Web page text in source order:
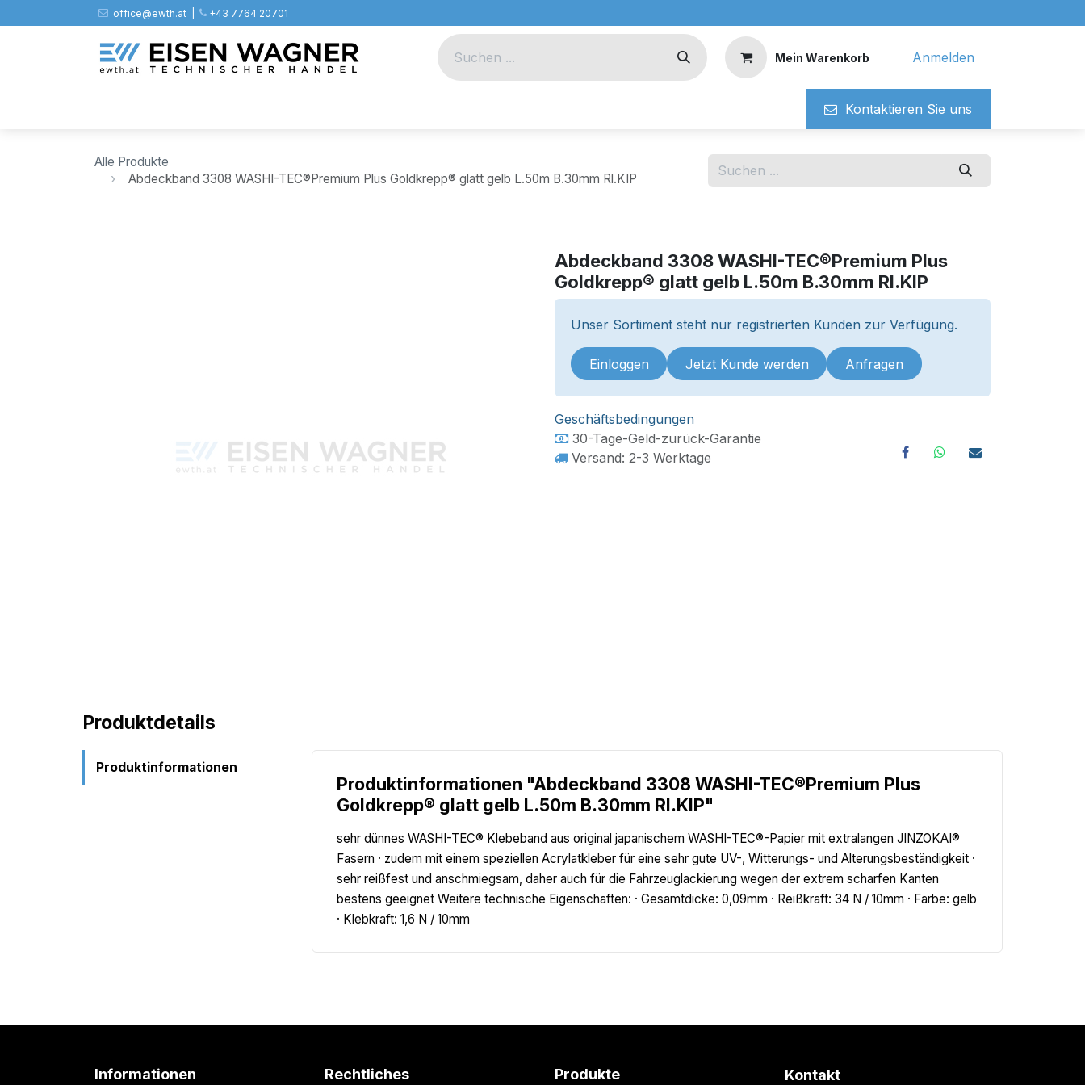
Zum Inhalt springenoffice@ewth.at | ​​​ +43 7764 20701
Mein Warenkorb Anmelden
Kontaktieren ​​Si​​e uns
Alle Produkte
Abdeckband 3308 WASHI-TEC®Premium Plus Goldkrepp® glatt gelb L.50m B.30mm Rl.KIP
Abdeckband 3308 WASHI-TEC®Premium Plus
Goldkrepp® glatt gelb L.50m B.30mm Rl.KIP
Unser Sortiment steht nur registrierten Kunden zur Verfügung.
Einloggen Jetzt Kunde werden Anfragen
Geschäftsbedingungen
30-Tage-Geld-zurück-Garantie
Versand: 2-3 Werktage
Produktdetails
Produktinformationen
Produktinformationen "Abdeckband 3308 WASHI-TEC®Premium Plus
Goldkrepp® glatt gelb L.50m B.30mm Rl.KIP"
sehr dünnes WASHI-TEC® Klebeband aus original japanischem WASHI-TEC®-Papier mit extralangen JINZOKAI®
Fasern · zudem mit einem speziellen Acrylatkleber für eine sehr gute UV-, Witterungs- und Alterungsbeständigkeit ·
sehr reißfest und anschmiegsam, daher auch für die Fahrzeuglackierung wegen der extrem scharfen Kanten
bestens geeignet Weitere technische Eigenschaften: · Gesamtdicke: 0,09mm · Reißkraft: 34 N / 10mm · Farbe: gelb
· Klebkraft: 1,6 N / 10mm
Informationen Rechtliches Produkte Kontakt